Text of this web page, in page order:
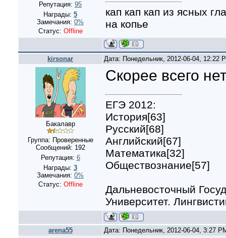
Репутация: 95
Награды: 5
Замечания: 0%
Статус: Offline
кап кап кап из ясных
на копье
kirsonar Дата: Понедельник, 2012-06-04, 12:22
Бакалавр
Группа: Проверенные
Сообщений: 192
Репутация: 6
Награды: 3
Замечания: 0%
Статус: Offline
Скорее всего
ЕГЭ 2012:
История[63]
Русский[68]
Английский[67]
Математика[32]
Обществознание[57]
Дальневосточный
Университет.
arena55 Дата: Понедельник, 2012-06-04, 3:27